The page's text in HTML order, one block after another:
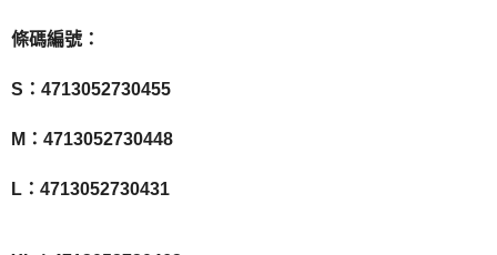
條碼編號：
S：4713052730455
M：4713052730448
L：4713052730431